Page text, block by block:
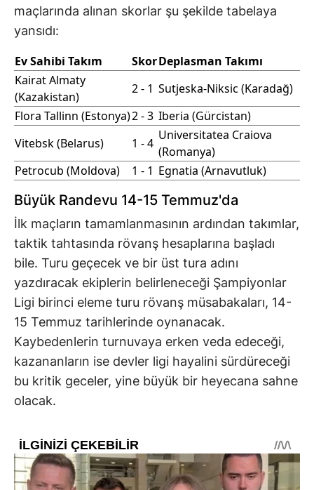
maçlarında alınan skorlar şu şekilde tabelaya
yansıdı:
Ev Sahibi Takım SkorDeplasman Takımı
Kairat Almaty
(Kazakistan)
2 - 1 Sutjeska-Niksic (Karadağ)
Flora Tallinn (Estonya)2 - 3 Iberia (Gürcistan)
Vitebsk (Belarus)
1 - 4
Universitatea Craiova
(Romanya)
Petrocub (Moldova)
1 - 1 Egnatia (Arnavutluk)
Büyük Randevu 14-15 Temmuz'da
İlk maçların tamamlanmasının ardından takımlar,
taktik tahtasında rövanş hesaplarına başladı
bile. Turu geçecek ve bir üst tura adını
yazdıracak ekiplerin belirleneceği Şampiyonlar
Ligi birinci eleme turu rövanş müsabakaları, 14-
15 Temmuz tarihlerinde oynanacak.
Kaybedenlerin turnuvaya erken veda edeceği,
kazananların ise devler ligi hayalini sürdüreceği
bu kritik geceler, yine büyük bir heyecana sahne
olacak.